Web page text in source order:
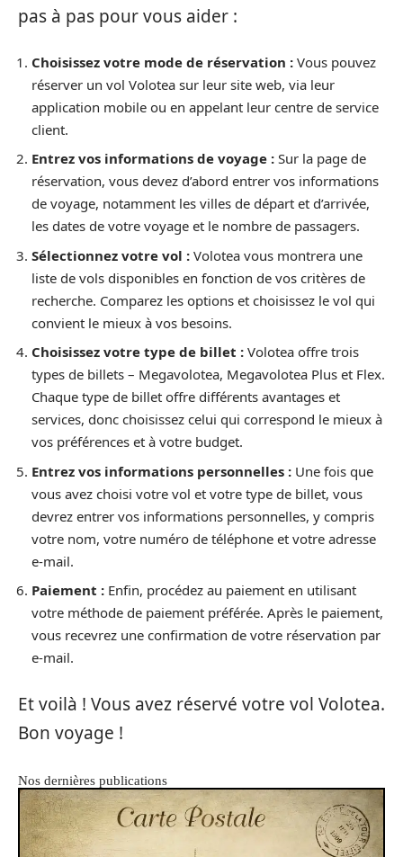
pas à pas pour vous aider :
Choisissez votre mode de réservation : Vous pouvez
réserver un vol Volotea sur leur site web, via leur
application mobile ou en appelant leur centre de service
client.
Entrez vos informations de voyage : Sur la page de
réservation, vous devez d’abord entrer vos informations
de voyage, notamment les villes de départ et d’arrivée,
les dates de votre voyage et le nombre de passagers.
Sélectionnez votre vol : Volotea vous montrera une
liste de vols disponibles en fonction de vos critères de
recherche. Comparez les options et choisissez le vol qui
convient le mieux à vos besoins.
Choisissez votre type de billet : Volotea offre trois
types de billets – Megavolotea, Megavolotea Plus et Flex.
Chaque type de billet offre différents avantages et
services, donc choisissez celui qui correspond le mieux à
vos préférences et à votre budget.
Entrez vos informations personnelles : Une fois que
vous avez choisi votre vol et votre type de billet, vous
devrez entrer vos informations personnelles, y compris
votre nom, votre numéro de téléphone et votre adresse
e-mail.
Paiement : Enfin, procédez au paiement en utilisant
votre méthode de paiement préférée. Après le paiement,
vous recevrez une confirmation de votre réservation par
e-mail.
Et voilà ! Vous avez réservé votre vol Volotea.
Bon voyage !
Nos dernières publications